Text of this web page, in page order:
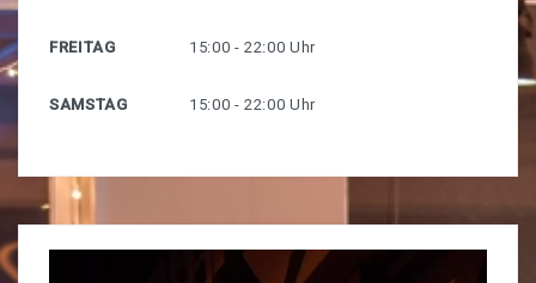
MITMACHEN
Konzerte
FREITAG 15:00 - 22:00 Uhr
SAMSTAG 15:00 - 22:00 Uhr